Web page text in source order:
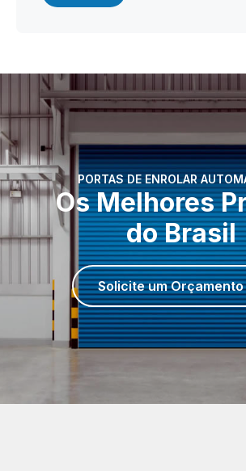
PORTAS DE ENROLAR
Os Melhores
do Brasil
Solicite um Orçamento